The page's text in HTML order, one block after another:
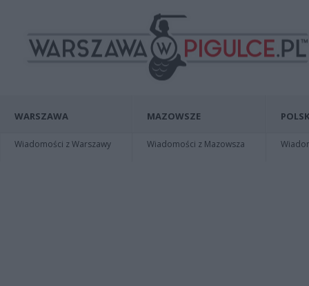
WARSZAWA
Wiadomości z Warszawy
MAZOWSZE
Wiadomości z Mazowsza